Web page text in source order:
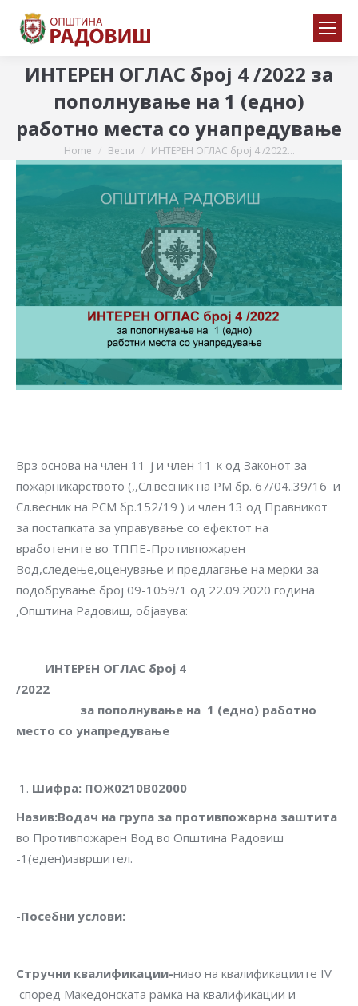
ИНТЕРЕН ОГЛАС број 4 /2022 за
пополнување на 1 (едно)
работно места со унапредување
You are here:
Home Вести ИНТЕРЕН ОГЛАС број 4 /2022…
Врз основа на член 11-ј и член 11-к од Законот за
пожарникарството (,,Сл.весник на РМ бр. 67/04..39/16 и
Сл.весник на РСМ бр.152/19 ) и член 13 од Правникот
за постапката за управување со ефектот на
вработените во ТППЕ-Противпожарен
Вод,следење,оценување и предлагање на мерки за
подобрување број 09-1059/1 од 22.09.2020 година
,Општина Радовиш, објавува:
ИНТЕРЕН ОГЛАС број 4
/2022
за пополнување на 1 (едно) работно
место со унапредување
Шифра: ПОЖ0210В02000
Назив:Водач на група за противпожарна заштита
во Противпожарен Вод во Општина Радовиш
-1(еден)извршител.
-Посебни услови:
Стручни квалификации-ниво на квалификациите IV
според Македонската рамка на квалификации и